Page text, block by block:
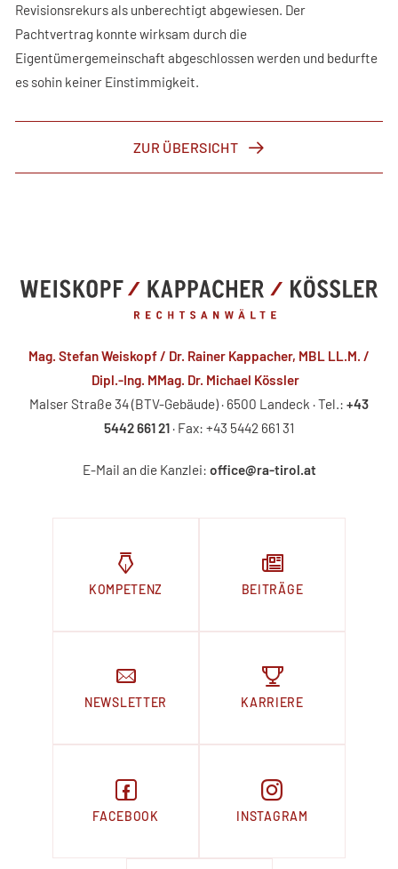
Revisionsrekurs als unberechtigt abgewiesen. Der
Pachtvertrag konnte wirksam durch die
Eigentümergemeinschaft abgeschlossen werden und bedurfte
es sohin keiner Einstimmigkeit.
ZUR ÜBERSICHT
Mag. Stefan Weiskopf / Dr. Rainer Kappacher, MBL LL.M. /
Dipl.-Ing. MMag. Dr. Michael Kössler
Malser Straße 34 (BTV-Gebäude) · 6500 Landeck · Tel.: +43
5442 661 21 · Fax: +43 5442 661 31
E-Mail an die Kanzlei: office@ra-tirol.at
KOMPETENZ BEITRÄGE
NEWSLETTER KARRIERE
FACEBOOK INSTAGRAM